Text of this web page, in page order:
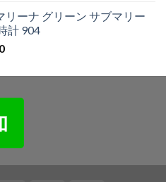
リーナ グリーン サブマリー
計 904